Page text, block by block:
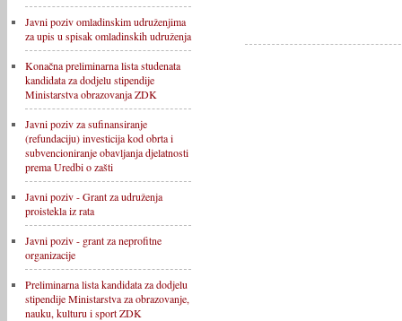
Javni poziv omladinskim udruženjima
za upis u spisak omladinskih udruženja
Konačna preliminarna lista studenata
kandidata za dodjelu stipendije
Ministarstva obrazovanja ZDK
Javni poziv za sufinansiranje
(refundaciju) investicija kod obrta i
subvencioniranje obavljanja djelatnosti
prema Uredbi o zašti
Javni poziv - Grant za udruženja
proistekla iz rata
Javni poziv - grant za neprofitne
organizacije
Preliminarna lista kandidata za dodjelu
stipendije Ministarstva za obrazovanje,
nauku, kulturu i sport ZDK